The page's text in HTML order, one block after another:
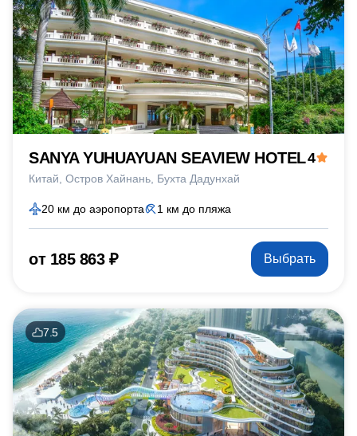
SANYA YUHUAYUAN SEAVIEW HOTEL
Китай Остров Хайнань Бухта Дадунхай
4
20 км до аэропорта 1 км до пляжа
от 185 863 ₽ Выбрать
7.5